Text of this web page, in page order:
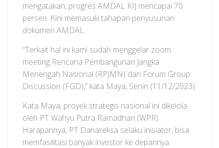
mengatakan, progres AMDAL KIJ mencapai 70
persen. Kini memasuki tahapan penyusunan
dokumen AMDAL.
“Terkait hal ini kami sudah menggelar zoom
meeting Rencana Pembangunan Jangka
Menengah Nasional (RPJMN) dan Forum Group
Discussion (FGD),” kata Maya, Senin (11/12/2023).
Kata Maya, proyek strategis nasional ini dikelola
oleh PT Wahyu Putra Ramadhan (WPR).
Harapannya, PT Danareksa selaku inisiator, bisa
memfasilitasi banyak investor ke depannya.